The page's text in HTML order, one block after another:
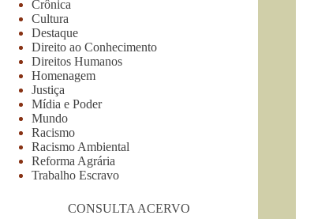
Crônica
Cultura
Destaque
Direito ao Conhecimento
Direitos Humanos
Homenagem
Justiça
Mídia e Poder
Mundo
Racismo
Racismo Ambiental
Reforma Agrária
Trabalho Escravo
CONSULTA ACERVO